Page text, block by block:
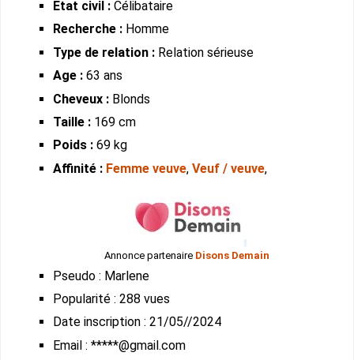
Etat civil : Célibataire
Recherche : Homme
Type de relation : Relation sérieuse
Age : 63 ans
Cheveux : Blonds
Taille : 169 cm
Poids : 69 kg
Affinité : Femme veuve,Veuf / veuve,
Annonce partenaire Disons Demain
Pseudo : Marlene
Popularité : 288 vues
Date inscription : 21/05//2024
Email : *****@gmail.com